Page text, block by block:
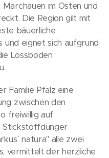
im Osten und
Die Region gilt mit
bäuerliche
eignet sich aufgrund
Lössböden
Familie Pfalz eine
zwischen den
freiwillig auf
Stickstoffdünger
natura" alle zwei
vermittelt der herzliche